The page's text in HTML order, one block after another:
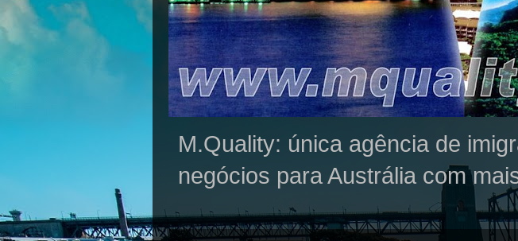
M.Quality: única agência de
negócios para Austrália com